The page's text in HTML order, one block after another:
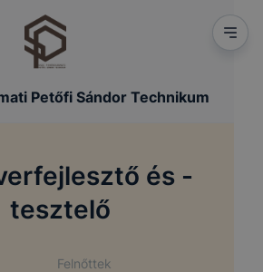
Petőfi Sándor Technikum
és -
tesztelő
Felnőttek